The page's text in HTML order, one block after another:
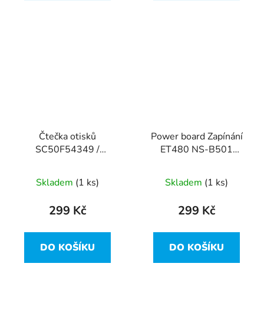
Čtečka otisků
SC50F54349 /
z Lenovo ThinkPad
T480
Skladem (1 ks)
299 Kč
DO KOŠÍKU
Power board Zapínání
ET480 NS-B501
Lenovo ThinkPad T480
Skladem (1 ks)
299 Kč
DO KOŠÍKU